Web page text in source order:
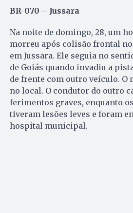
BR-070 – Jussara
Na noite de domingo, 28, um
morreu após colisão frontal no
em Jussara. Ele seguia no
de Goiás quando invadiu a
de frente com outro veículo.
no local. O condutor do outro
ferimentos graves, enquanto
tiveram lesões leves e foram
hospital municipal.